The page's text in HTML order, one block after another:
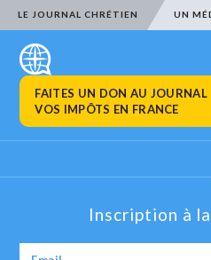
LE JOURNAL CHRÉTIEN UN
FAITES UN DON AU JOURNAL
VOS IMPÔTS EN FRANCE
Inscription à